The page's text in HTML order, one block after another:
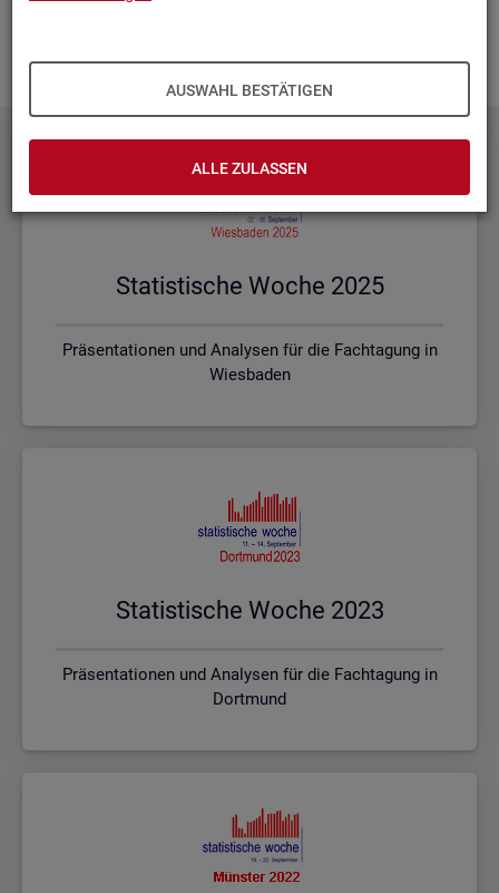
AUSWAHL BESTÄTIGEN
ALLE ZULASSEN
Sta­tis­ti­sche Woche 2025
Präsentationen und Analysen für die Fachtagung in
Wiesbaden
Sta­tis­ti­sche Woche 2023
Präsentationen und Analysen für die Fachtagung in
Dortmund